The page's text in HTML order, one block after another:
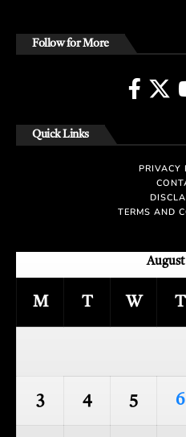
Follow for More
Quick Links
PRIVACY
TERMS AND
August
M T W T
3 4 5 6